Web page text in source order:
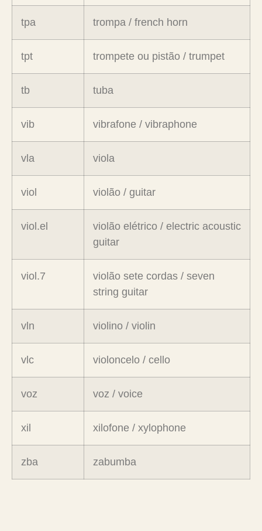
tpa trompa / french horn
tpt trompete ou pistão / trumpet
tb tuba
vib vibrafone / vibraphone
vla viola
viol violão / guitar
viol.el
violão elétrico / electric acoustic
guitar
viol.7
violão sete cordas / seven
string guitar
vln violino / violin
vlc violoncelo / cello
voz voz / voice
xil xilofone / xylophone
zba zabumba